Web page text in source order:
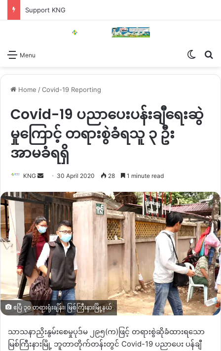
Support KNG
Menu
Home /Covid-19 Reporting
Covid-19 ပညာပေးပန်းချီရေးဆွဲ
မှုကြောင့် တရားစွဲခံရသူ ၃ ဦး
အာမခံရရှိ
KNG
Send
email
30 April 2020 28 1 minute read
ဧပြီ ၃၀ တရားရုံးချိန်း၊ မြစ်ကြီးနားမြို့နယ်
သာသနာညှိးနွမ်းစေမှုပုဒ်မ ၂၉၅(က)ဖြင့် တရားစွဲဆိုခံထားရသော
မြစ်ကြီးနားမြို့ ဘူတာတိုက်တန်းတွင် Covid-19 ပညာပေး ပန်ချီ